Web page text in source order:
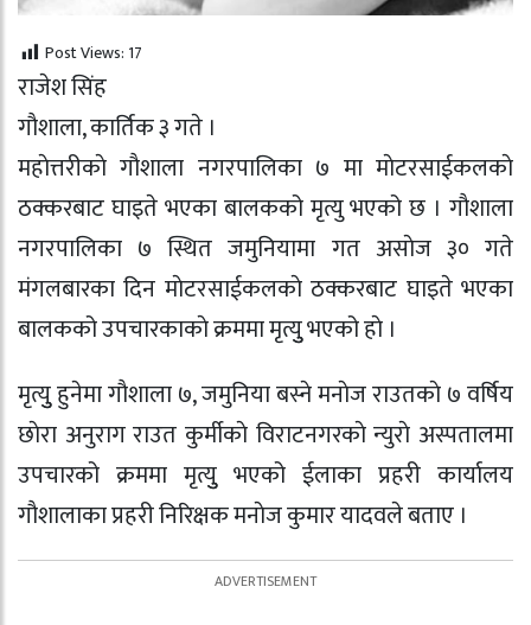
Post Views: 17
राजेश सिंह
गाैशाला, कार्तिक ३ गते ।
महाेत्तरीकाे गाैशाला नगरपालिका ७ मा माेटरसाईकलकाे
ठक्करबाट घाइते भएका बालकको मृत्यु भएको छ । गाैशाला
नगरपालिका ७ स्थित जमुनियामा गत असाेज ३० गते
मंगलबारका दिन माेटरसाईकलकाे ठक्करबाट घाइते भएका
बालकको उपचारकाकाे क्रममा मृत्युु भएको हाे ।
मृत्युु हुनेमा गाैशाला ७, जमुनिया बस्ने मनाेज राउतकाे ७ वर्षिय
छाेरा अनुराग राउत कुर्मीकाे विराटनगरकाे न्युराे अस्पतालमा
उपचारको क्रममा मृत्युु भएको ईलाका प्रहरी कार्यालय
गाैशालाका प्रहरी निरिक्षक मनाेज कुमार यादवले बताए ।